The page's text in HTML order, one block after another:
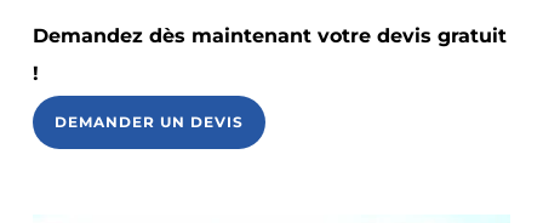
Demandez dès maintenant votre devis gratuit
!
DEMANDER UN DEVIS